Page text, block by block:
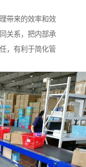
带来的效率和效
关系，把内部承
，有利于简化管